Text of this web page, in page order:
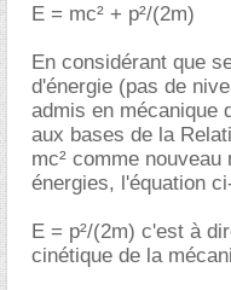
E = mc² + p²/(2m)
En considérant que
d'énergie (pas de
admis en mécanique
aux bases de la
mc² comme
énergies, l'équation
E = p²/(2m) c'est à
cinétique de la